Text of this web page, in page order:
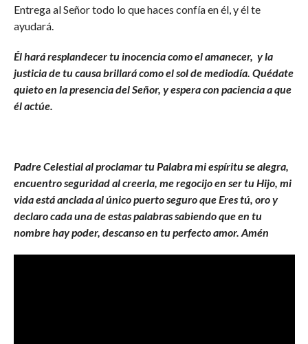
Entrega al Señor todo lo que haces confía en él, y él te
ayudará.
Él hará resplandecer tu inocencia como el amanecer, y la
justicia de tu causa brillará como el sol de mediodía. Quédate
quieto en la presencia del Señor, y espera con paciencia a que
él actúe.
Padre Celestial al proclamar tu Palabra mi espíritu se alegra,
encuentro seguridad al creerla, me regocijo en ser tu Hijo, mi
vida está anclada al único puerto seguro que Eres tú, oro y
declaro cada una de estas palabras sabiendo que en tu
nombre hay poder, descanso en tu perfecto amor. Amén